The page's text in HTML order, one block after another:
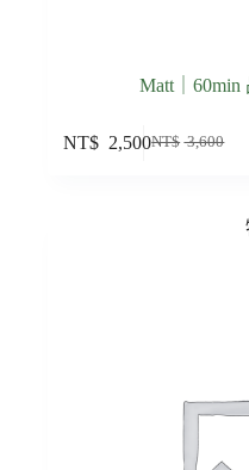
Matt｜60min
NT$ 3,600
NT$ 2,500